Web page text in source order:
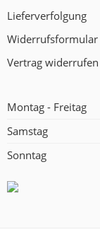
Lieferverfolgung
Widerrufsformular
Vertrag widerrufen
Montag - Freitag
Samstag
Sonntag